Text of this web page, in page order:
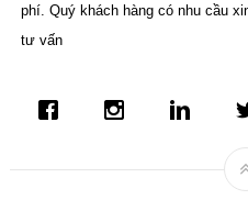
phí. Quý khách hàng có nhu cầu
tư vấn